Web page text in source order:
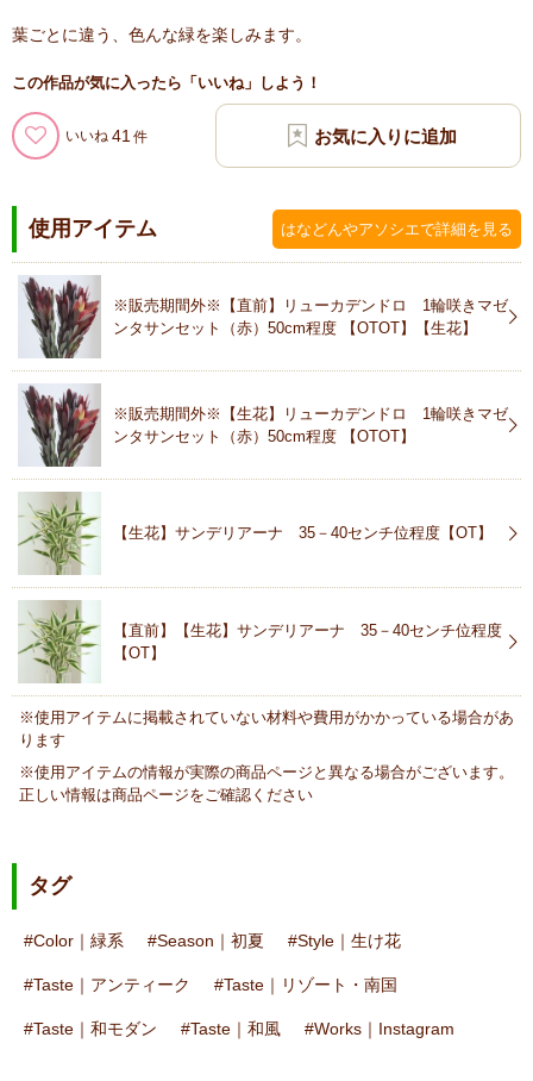
葉ごとに違う、色んな緑を楽しみます。
この作品が気に入ったら「いいね」しよう！
いいね 41
使用アイテム はなどんやアソシエで詳細を見る
※販売期間外※【直前】リューカデンドロ 1輪咲きマゼ
ンタサンセット（赤）50cm程度 【OTOT】【生花】
※販売期間外※【生花】リューカデンドロ 1輪咲きマゼ
ンタサンセット（赤）50cm程度 【OTOT】
【生花】サンデリアーナ 35－40センチ位程度【OT】
【直前】【生花】サンデリアーナ 35－40センチ位程度
【OT】
※使用アイテムに掲載されていない材料や費用がかかっている場合があ
ります
※使用アイテムの情報が実際の商品ページと異なる場合がございます。
正しい情報は商品ページをご確認ください
タグ
Color｜緑系 Season｜初夏 Style｜生け花
Taste｜アンティーク Taste｜リゾート・南国
Taste｜和モダン Taste｜和風 Works｜Instagram